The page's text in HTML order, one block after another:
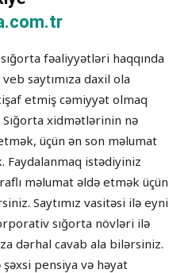
fəaliyyətləri haqqında
saytımıza daxil ola
etmiş cəmiyyət olmaq
Sığorta xidmətlərinin nə
üçün ən son məlumat
Faydalanmaq istədiyiniz
məlumat əldə etmək üçün
Saytımız vasitəsi ilə eyni
sığorta növləri ilə
dərhal cavab ala bilərsiniz.
şəxsi pensiya və həyat